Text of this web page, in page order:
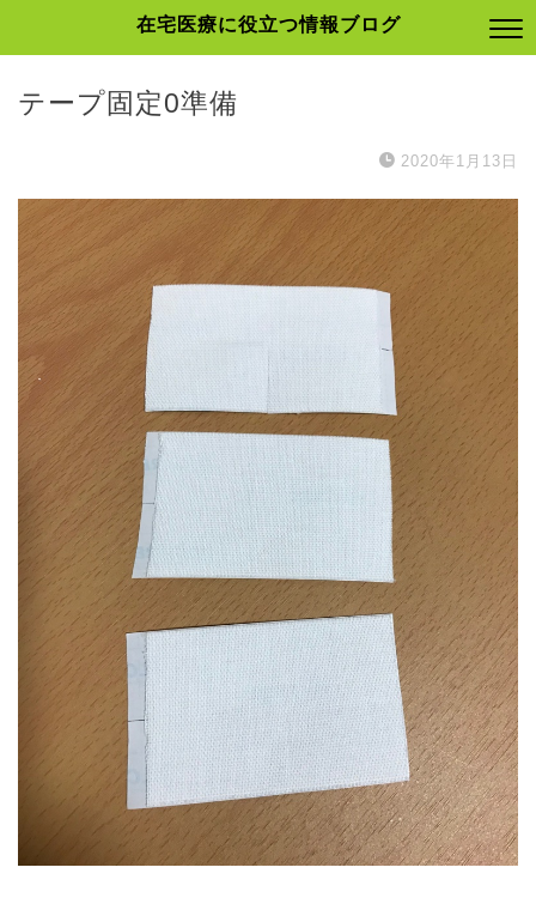
在宅医療に役立つ情報ブログ
テープ固定0準備
2020年1月13日